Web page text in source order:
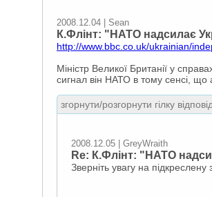
2008.12.04 | Sean
К.Флінт: "НАТО надсилає
http://www.bbc.co.uk/ukrainian/
Міністр Великої Британії у
сигнал він НАТО в тому сенсі, що
згорнути/розгорнути гілку
2008.12.05 | GreyWraith
Re: К.Флінт: "НАТО
Зверніть увагу на